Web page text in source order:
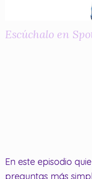
Escúchalo en
En este episodio
preguntas más